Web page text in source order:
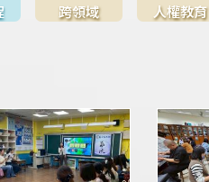
跨領域 人權教育